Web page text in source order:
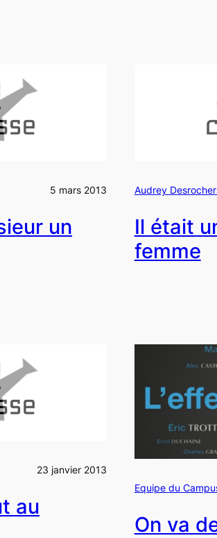
5 mars 2013
un
Audrey
Il était
femme
23 janvier 2013
au
Equipe du
On va